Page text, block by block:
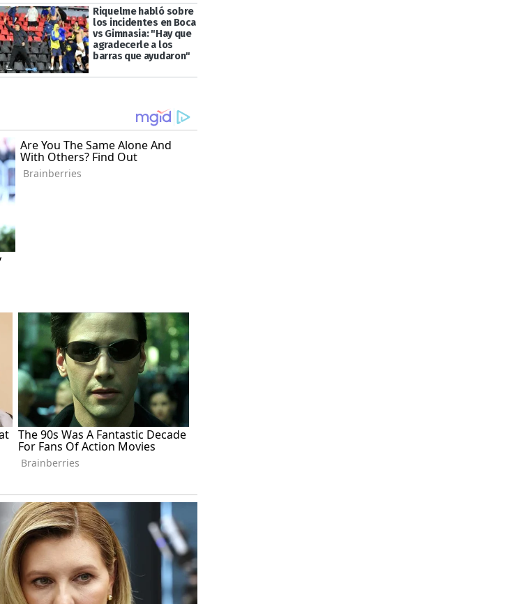
Riquelme habló sobre
los incidentes en Boca
vs Gimnasia: "Hay que
agradecerle a los
barras que ayudaron"